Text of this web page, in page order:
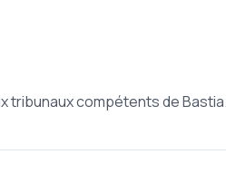
tribunaux compétents de Bastia.